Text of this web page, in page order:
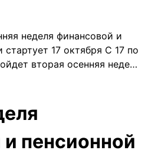
неделя финансовой и
17 октября С 17 по
вторая осенняя неде…
пенсионной